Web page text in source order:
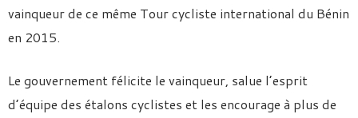
vainqueur de ce même Tour cycliste international du Bénin
en 2015.
Le gouvernement félicite le vainqueur, salue l’esprit
d’équipe des étalons cyclistes et les encourage à plus de